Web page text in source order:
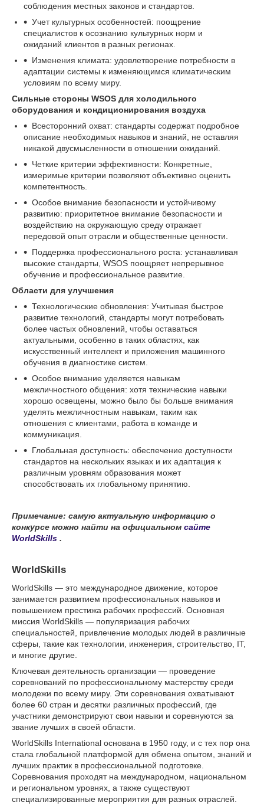
соблюдения местных законов и стандартов.
Учет культурных особенностей: поощрение
специалистов к осознанию культурных норм и
ожиданий клиентов в разных регионах.
Изменения климата: удовлетворение потребности в
адаптации системы к изменяющимся климатическим
условиям по всему миру.
Сильные стороны WSOS для холодильного
оборудования и кондиционирования воздуха
Всесторонний охват: стандарты содержат подробное
описание необходимых навыков и знаний, не оставляя
никакой двусмысленности в отношении ожиданий.
Четкие критерии эффективности: Конкретные,
измеримые критерии позволяют объективно оценить
компетентность.
Особое внимание безопасности и устойчивому
развитию: приоритетное внимание безопасности и
воздействию на окружающую среду отражает
передовой опыт отрасли и общественные ценности.
Поддержка профессионального роста: устанавливая
высокие стандарты, WSOS поощряет непрерывное
обучение и профессиональное развитие.
Области для улучшения
Технологические обновления: Учитывая быстрое
развитие технологий, стандарты могут потребовать
более частых обновлений, чтобы оставаться
актуальными, особенно в таких областях, как
искусственный интеллект и приложения машинного
обучения в диагностике систем.
Особое внимание уделяется навыкам
межличностного общения: хотя технические навыки
хорошо освещены, можно было бы больше внимания
уделять межличностным навыкам, таким как
отношения с клиентами, работа в команде и
коммуникация.
Глобальная доступность: обеспечение доступности
стандартов на нескольких языках и их адаптация к
различным уровням образования может
способствовать их глобальному принятию.
Примечание: самую актуальную информацию о
конкурсе можно найти на официальном сайте
WorldSkills .
WorldSkills
WorldSkills — это международное движение, которое
занимается развитием профессиональных навыков и
повышением престижа рабочих профессий. Основная
миссия WorldSkills — популяризация рабочих
специальностей, привлечение молодых людей в различные
сферы, такие как технологии, инженерия, строительство, IT,
и многие другие.
Ключевая деятельность организации — проведение
соревнований по профессиональному мастерству среди
молодежи по всему миру. Эти соревнования охватывают
более 60 стран и десятки различных профессий, где
участники демонстрируют свои навыки и соревнуются за
звание лучших в своей области.
WorldSkills International основана в 1950 году, и с тех пор она
стала глобальной платформой для обмена опытом, знаний и
лучших практик в профессиональной подготовке.
Соревнования проходят на международном, национальном
и региональном уровнях, а также существуют
специализированные мероприятия для разных отраслей.